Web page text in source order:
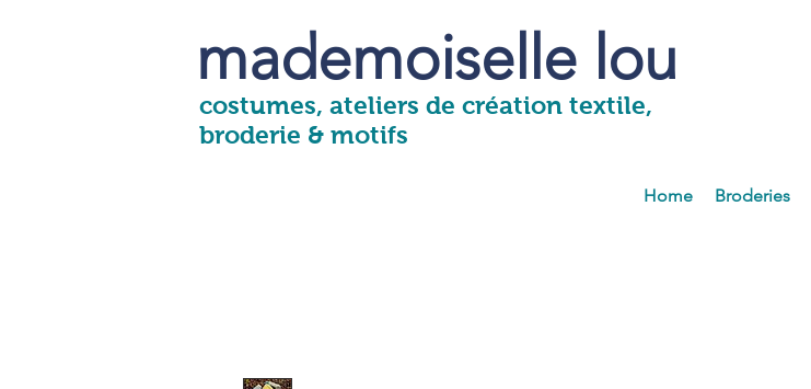
mademoiselle lou
costumes, ateliers de création textile,
broderie & motifs
Home Broderies